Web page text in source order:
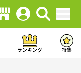
ランキング 特集